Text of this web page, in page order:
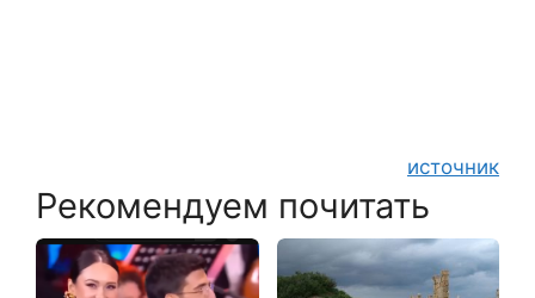
источник
Рекомендуем почитать